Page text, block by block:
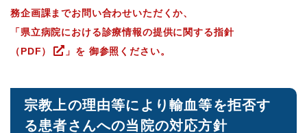
務企画課までお問い合わせいただくか、
「県立病院における診療情報の提供に関する指針
（PDF）
」を 御参照ください。
宗教上の理由等により輸血等を拒否す
る患者さんへの当院の対応方針